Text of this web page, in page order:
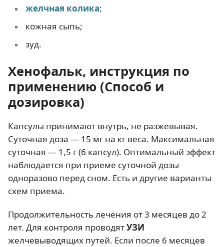
желчная колика;
кожная сыпь;
зуд.
Хенофальк, инструкция по
применению (Способ и
дозировка)
Капсулы принимают внутрь, не разжевывая.
Суточная доза — 15 мг на кг веса. Максимальная
суточная — 1,5 г (6 капсул). Оптимальный эффект
наблюдается при приеме суточной дозы
одноразово перед сном. Есть и другие варианты
схем приема.
Продолжительность лечения от 3 месяцев до 2
лет. Для контроля проводятУЗИ
желчевыводящих путей. Если после 6 месяцев